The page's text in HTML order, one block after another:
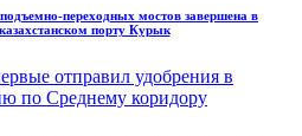
переходных мостов завершена в
казахстанском порту Курык